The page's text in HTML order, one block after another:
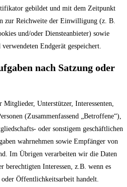
gebildet und mit dem Zeitpunkt
zur Reichweite der Einwilligung (z. B.
und/oder Diensteanbieter) sowie
Endgerät gespeichert.
nach Satzung oder
Mitglieder, Unterstützer, Interessenten,
(Zusammenfassend „Betroffene“),
oder sonstigem geschäftlichen
wahrnehmen sowie Empfänger von
Im Übrigen verarbeiten wir die Daten
berechtigten Interessen, z.B. wenn es
Öffentlichkeitsarbeit handelt.